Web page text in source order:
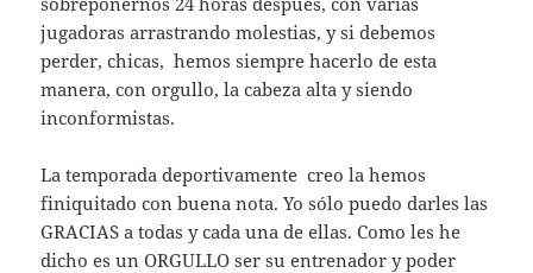
jugadoras arrastrando molestias, y si debemos
perder, chicas, hemos siempre hacerlo de esta
manera, con orgullo, la cabeza alta y siendo
inconformistas.
La temporada deportivamente creo la hemos
finiquitado con buena nota. Yo sólo puedo darles las
GRACIAS a todas y cada una de ellas. Como les he
dicho es un ORGULLO ser su entrenador y poder